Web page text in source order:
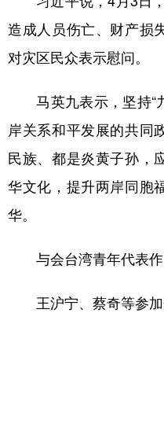
造成人员伤亡、财产损
对灾区民众表示慰问。
马英九表示，坚持“九
岸关系和平发展的共同
民族、都是炎黄子孙，
华文化，提升两岸同胞
华。
与会台湾青年代表作
王沪宁、蔡奇等参加